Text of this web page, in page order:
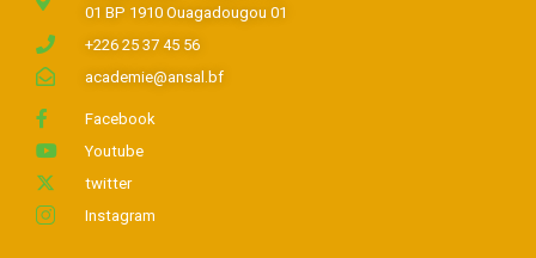
01 BP 1910 Ouagadougou 01
+226 25 37 45 56
academie@ansal.bf
Facebook
Youtube
twitter
Instagram